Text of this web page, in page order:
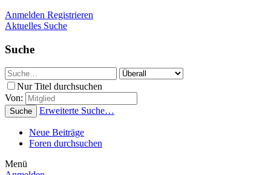
Anmelden Registrieren
Aktuelles Suche
Suche
Nur Titel durchsuchen
Von:
Suche Erweiterte Suche…
Neue Beiträge
Foren durchsuchen
Menü